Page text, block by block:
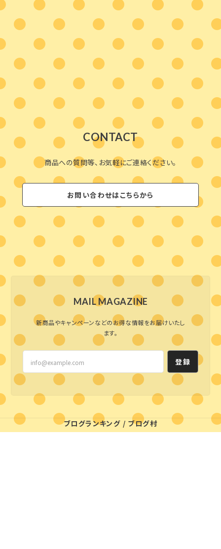
CONTACT
商品への質問等、お気軽にご連絡ください。
お問い合わせはこちらから
MAIL MAGAZINE
新商品やキャンペーンなどのお得な情報をお届けいたし
ます。
登録
ブログランキング / ブログ村